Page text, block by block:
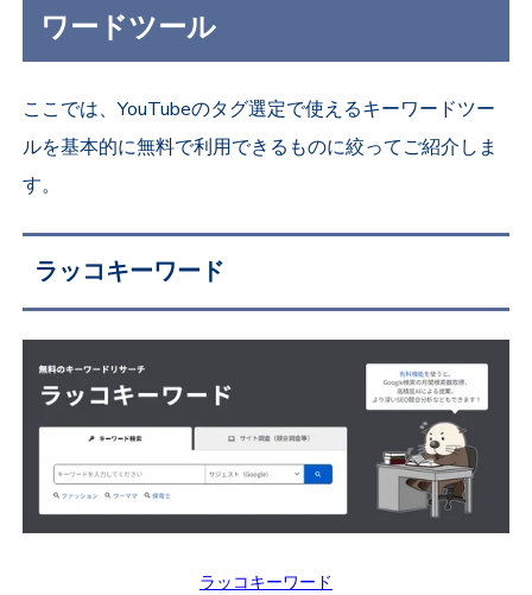
ワードツール
ここでは、YouTubeのタグ選定で使えるキーワードツー
ルを基本的に無料で利用できるものに絞ってご紹介しま
す。
ラッコキーワード
ラッコキーワード